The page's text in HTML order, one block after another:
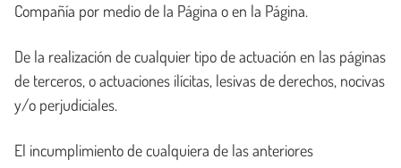
Compañía por medio de la Página o en la Página.
De la realización de cualquier tipo de actuación en las páginas
de terceros, o actuaciones ilícitas, lesivas de derechos, nocivas
y/o perjudiciales.
El incumplimiento de cualquiera de las anteriores